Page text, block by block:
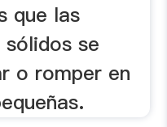
que las
se
o romper en